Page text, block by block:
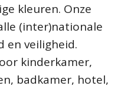
kleuren. Onze
(inter)nationale
en veiligheid.
kinderkamer,
badkamer, hotel,